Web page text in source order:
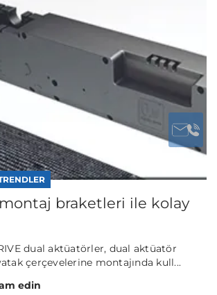
braketleri ile kolay
dual aktüatörler, dual aktüatör
çerçevelerine montajında kull...
edin